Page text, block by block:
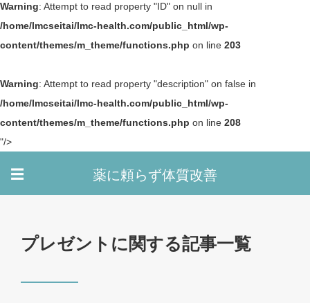
Warning: Attempt to read property "ID" on null in
/home/lmcseitai/lmc-health.com/public_html/wp-
content/themes/m_theme/functions.php on line 203
Warning: Attempt to read property "description" on false in
/home/lmcseitai/lmc-health.com/public_html/wp-
content/themes/m_theme/functions.php on line 208
"/>
☰ 薬に頼らず体質改善
プレゼントに関する記事一覧